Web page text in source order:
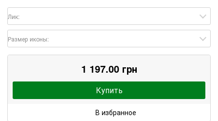
Лик:
Размер иконы:
1 197.00 грн
Купить
В избранное